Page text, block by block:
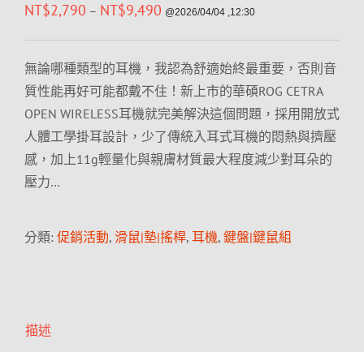
NT$2,790 – NT$9,490 @2026/04/04 ,12:30
無論哪種類型的耳機，我認為舒適始終最重要，否則音
質性能再好可能都戴不住！新上市的華碩ROG CETRA
OPEN WIRELESS耳機就完美解決這個問題，採用開放式
人體工學掛耳設計，少了傳統入耳式耳機的悶熱與擠壓
感，加上11g輕量化與親膚材質最大程度減少對耳朵的
壓力…
分類: 促銷活動, 滑鼠|墊|搖桿, 耳機, 鍵盤|鍵鼠組
描述